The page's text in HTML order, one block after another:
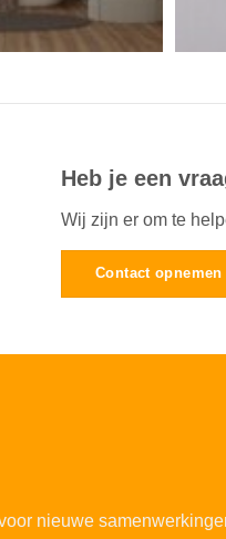
Heb je een
Wij zijn er om te
Contact opnemen
nieuwe